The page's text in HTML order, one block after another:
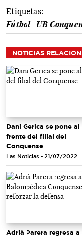
Etiquetas:
Fútbol
UB
NOTICIAS
Dani Gerica se pone al
frente del filial del
Conquense
Las Noticias - 21/07/2022
Adrià Parera regresa a